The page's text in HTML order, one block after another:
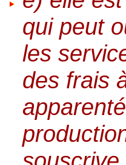
qui peut
les
des frais